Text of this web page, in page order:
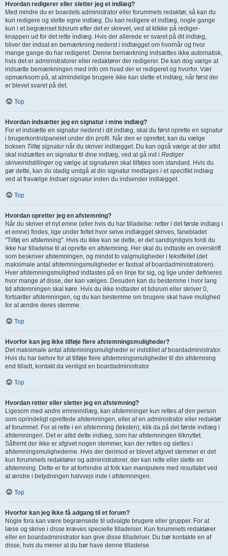
Hvordan redigerer eller sletter jeg et indlæg?
Med mindre du er boardets administrator eller forummets redaktør, så kan du
kun redigere og slette egne indlæg. Du kan redigere et indlæg, nogle gange
kun i et begrænset tidsrum efter det er skrevet, ved at klikke på rediger-
knappen ud for det rette indlæg. Hvis der allerede er svaret på dit indlæg,
bliver der indsat en bemærkning nederst i indlægget om hvornår og hvor
mange gange du har redigeret. Denne bemærkning indsættes ikke automatisk,
hvis det er administratorer eller redaktører der redigerer. De kan dog vælge at
indsætte bemærkningen med info om hvad der er redigeret og hvorfor. Vær
opmærksom på, at almindelige brugere ikke kan slette et indlæg, når først der
er blevet svaret på det.
Top
Hvordan indsætter jeg en signatur i mine indlæg?
For et indsætte en signatur nederst i dit indlæg, skal du først oprette en signatur
i brugerkontrolpanelet under din profil. Når den er oprettet, kan du vælge
boksen Tilføj signaturnår du skriver indlægget. Du kan også vælge at der altid
skal indsættes en signatur til dine indlæg, ved at gå ind i Rediger
skriveindstillingerog vælge at signaturen skal tilføjes som standard. Hvis du
gør dette, kan du stadig undgå at din signatur medtages i et specifikt indlæg
ved at fravælge Indsæt signaturinden du indsender indlægget.
Top
Hvordan opretter jeg en afstemning?
Når du skriver et nyt emne (eller hvis du har tilladelse: retter i det første indlæg i
et emne) findes, lige under feltet hvor selve indlægget skrives, fanebladet
"Tilføj en afstemning". Hvis du ikke kan se dette, er det sandsynligvis fordi du
ikke har tilladelse til at oprette en afstemning. Her skal du indtaste en overskrift
som beskriver afstemningen, og mindst to valgmuligheder i tekstfeltet (det
maksimale antal afstemningsmuligheder er fastsat af boardadministratoren).
Hver afstemningsmulighed indtastes på en linje for sig, og lige under defineres
hvor mange af disse, der kan vælges. Desuden kan du bestemme i hvor lang
tid afstemningen skal køre. Hvis du ikke indtaster et tidsrum eller skriver 0,
fortsætter afstemningen, og du kan bestemme om brugere skal have mulighed
for at ændre deres stemme.
Top
Hvorfor kan jeg ikke tilføje flere afstemningsmuligheder?
Det maksimale antal afstemningsmuligheder er indstillet af boardadministrator.
Hvis du har behov for at tilføje flere afstemningsmuligheder til din afstemning
end tilladt, kontakt da venligst en boardadministrator.
Top
Hvordan retter eller sletter jeg en afstemning?
Ligesom med andre emneindlæg, kan afstemninger kun rettes af den person
som oprindeligt oprettede afstemningen, eller af en administrator eller redaktør
af forummet. For at rette i en afstemning (teksten), klik da på det første indlæg i
afstemningen. Det er altid dette indlæg, som har afstemningen tilknyttet.
Såfremt der ikke er afgivet nogen stemmer, kan der rettes og slettes i
afstemningsmulighederne. Hvis der derimod er blevet afgivet stemmer er det
kun forummets redaktører og administratorer, der kan rette eller slette en
afstemning. Dette er for at forhindre at folk kan manipulere med resultatet ved
at ændre i betydningen halvvejs inde i afstemningen.
Top
Hvorfor kan jeg ikke få adgang til et forum?
Nogle fora kan være begrænsede til udvalgte brugere eller grupper. For at
læse og skrive i disse kræves specielle tilladelser. Kun forummets redaktører
eller en boardadministrator kan give disse tilladelser. Du bør kontakte en af
disse, hvis du mener at du bør have denne tilladelse.